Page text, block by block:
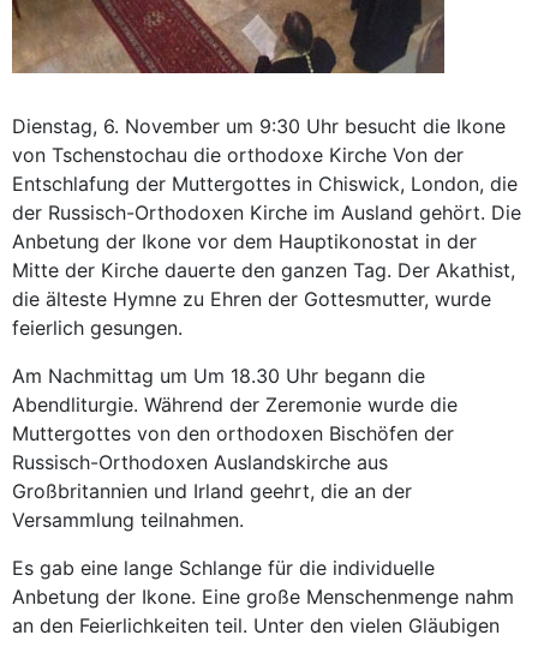
Dienstag, 6. November um 9:30 Uhr besucht die Ikone
von Tschenstochau die orthodoxe Kirche Von der
Entschlafung der Muttergottes in Chiswick, London, die
der Russisch-Orthodoxen Kirche im Ausland gehört. Die
Anbetung der Ikone vor dem Hauptikonostat in der
Mitte der Kirche dauerte den ganzen Tag. Der Akathist,
die älteste Hymne zu Ehren der Gottesmutter, wurde
feierlich gesungen.
Am Nachmittag um Um 18.30 Uhr begann die
Abendliturgie. Während der Zeremonie wurde die
Muttergottes von den orthodoxen Bischöfen der
Russisch-Orthodoxen Auslandskirche aus
Großbritannien und Irland geehrt, die an der
Versammlung teilnahmen.
Es gab eine lange Schlange für die individuelle
Anbetung der Ikone. Eine große Menschenmenge nahm
an den Feierlichkeiten teil. Unter den vielen Gläubigen